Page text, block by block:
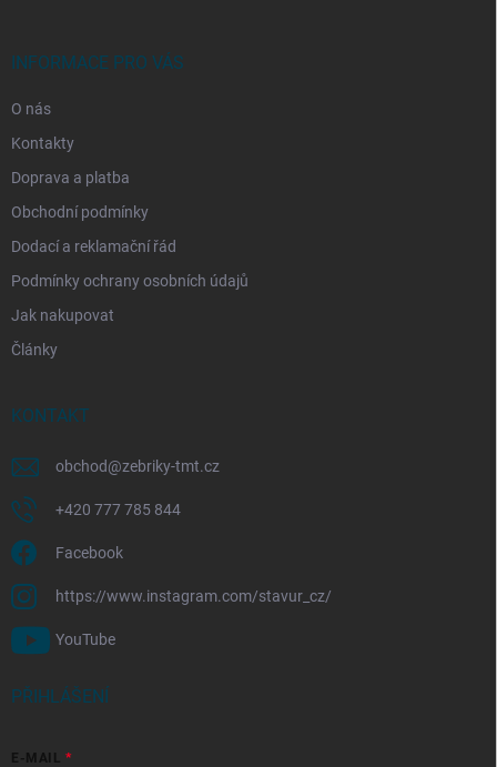
INFORMACE PRO VÁS
O nás
Kontakty
Doprava a platba
Obchodní podmínky
Dodací a reklamační řád
Podmínky ochrany osobních údajů
Jak nakupovat
Články
KONTAKT
obchod@zebriky-tmt.cz
+420 777 785 844
Facebook
https://www.instagram.com/stavur_cz/
YouTube
PŘIHLÁŠENÍ
E-MAIL